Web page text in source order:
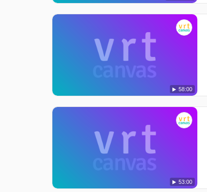
58:00
53:00